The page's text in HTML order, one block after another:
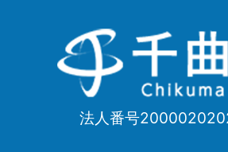
千
曲
Chikuma
法人番号